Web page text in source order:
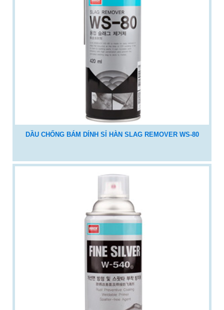
DẦU CHỐNG BÁM DÍNH SỈ HÀN SLAG REMOVER WS-80